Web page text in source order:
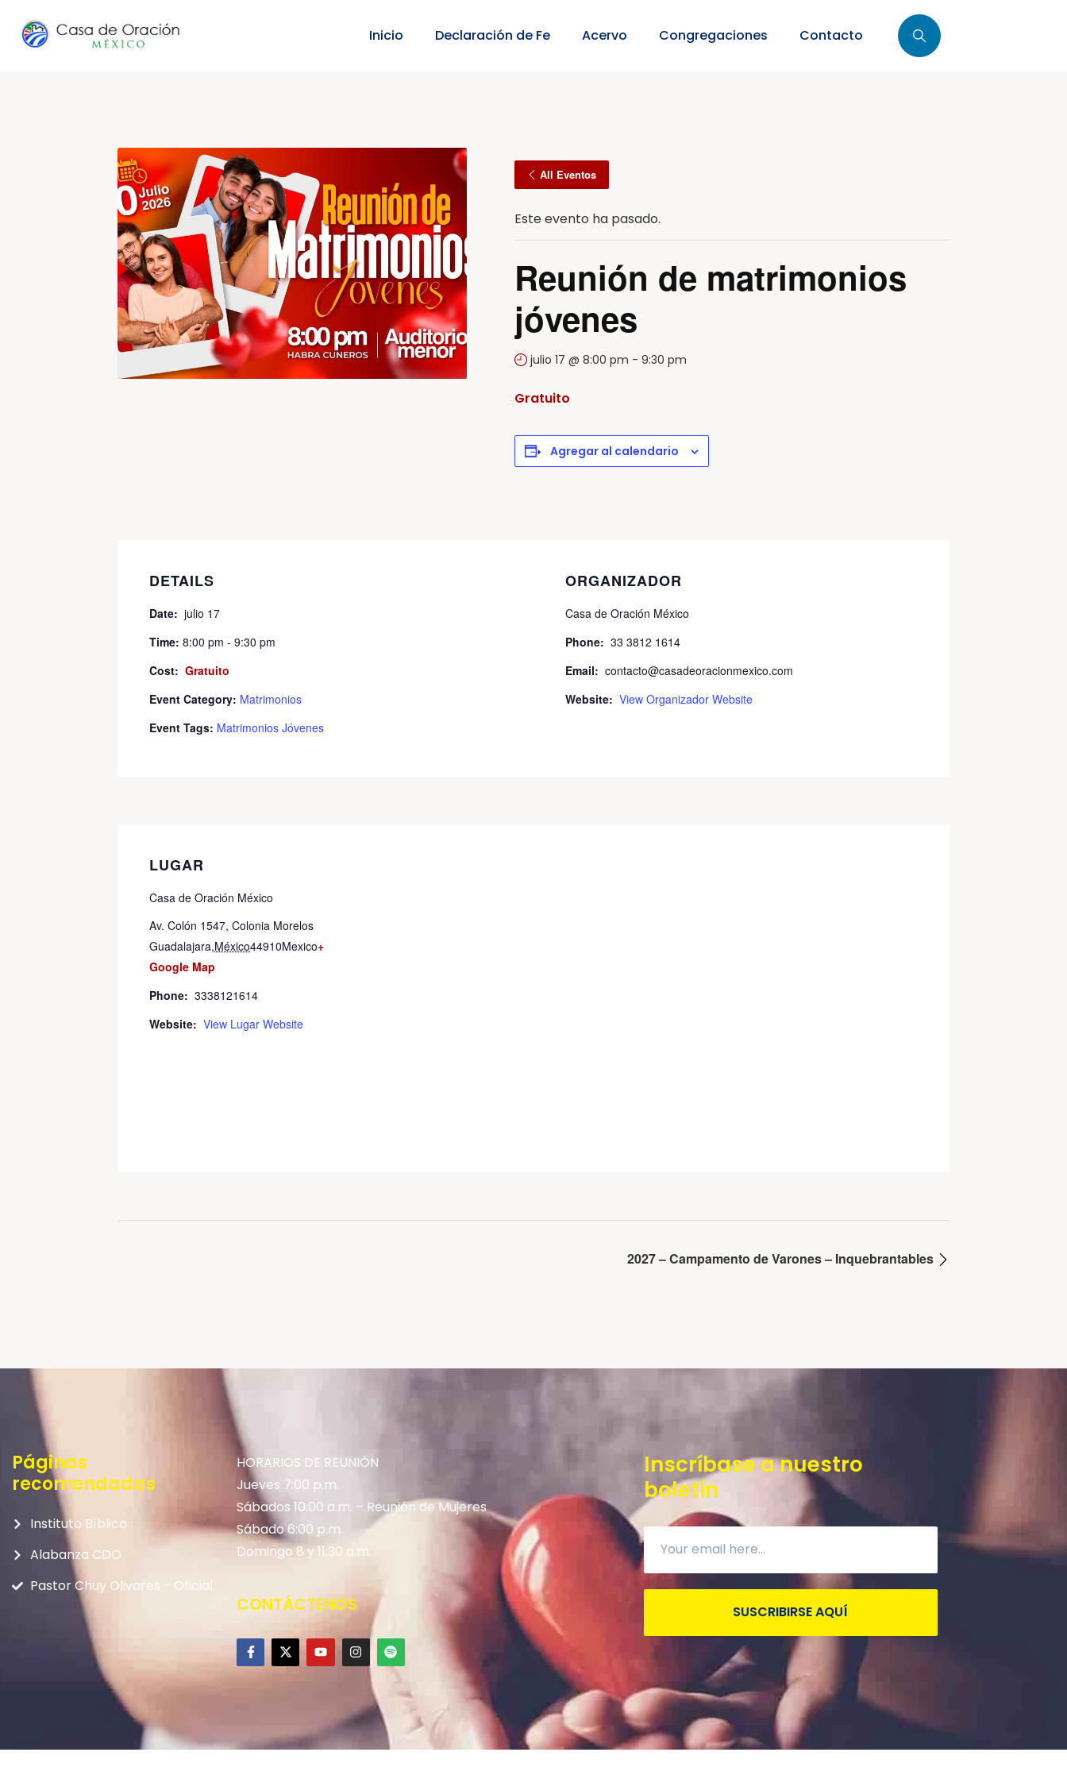
Inicio Declaración de Fe Acervo Congregaciones Contacto
All Eventos
Este evento ha pasado.
Reunión de matrimonios
jóvenes
julio 17 @ 8:00 pm -9:30 pm
Gratuito
Agregar al calendario
DETAILS
Date: julio 17
Time: 8:00 pm - 9:30 pm
Cost: Gratuito
Event Category: Matrimonios
Event Tags: Matrimonios Jóvenes
ORGANIZADOR
Casa de Oración México
Phone: 33 3812 1614
Email: contacto@casadeoracionmexico.com
Website: View Organizador Website
LUGAR
Casa de Oración México
Av. Colón 1547, Colonia Morelos
Guadalajara,México44910Mexico+
Google Map
Phone: 3338121614
Website: View Lugar Website
2027 – Campamento de Varones – Inquebrantables
Páginas
recomendadas
Instituto Bíblico
Alabanza CDO
Pastor Chuy Olivares - Oficial
HORARIOS DE REUNIÓN
Jueves 7:00 p.m.
Sábados 10:00 a.m. – Reunión de Mujeres
Sábado 6:00 p.m.
Domingo 8 y 11:30 a.m.
CONTÁCTENOS
Inscríbase a nuestro
boletín
SUSCRIBIRSE AQUÍ